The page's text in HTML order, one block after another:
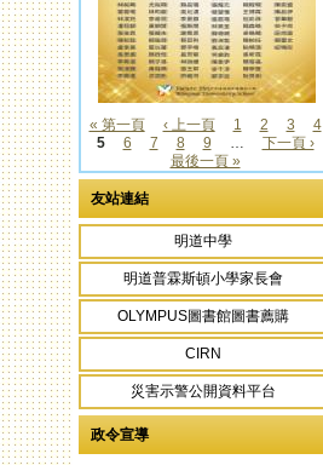
頁面
« 第一頁 ‹ 上一頁 1 2 3
4
5
6 7 8 9 …
下一頁 ›
最後一頁 »
友站連結
明道中學
明道普霖斯頓小學家長會
OLYMPUS圖書館圖書薦購
CIRN
災害示警公開資料平台
政令宣導